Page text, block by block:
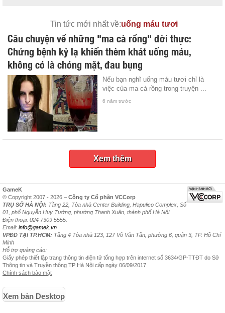
Tin tức mới nhất về:uống máu tươi
Câu chuyện về những "ma cà rồng" đời thực:
Chứng bệnh kỳ lạ khiến thèm khát uống máu,
không có là chóng mặt, đau bụng
Nếu bạn nghĩ uống máu tươi chỉ là
việc của ma cà rồng trong truyện ...
6 năm trước
Xem thêm
GameK
© Copyright 2007 - 2026 – Công ty Cổ phần VCCorp
TRỤ SỞ HÀ NỘI: Tầng 22, Tòa nhà Center Building, Hapulico Complex, Số
01, phố Nguyễn Huy Tưởng, phường Thanh Xuân, thành phố Hà Nội.
Điện thoại: 024 7309 5555.
Email: info@gamek.vn
VPĐD TẠI TP.HCM: Tầng 4 Tòa nhà 123, 127 Võ Văn Tần, phường 6, quận 3, TP. Hồ Chí
Minh
Hỗ trợ quảng cáo:
Giấy phép thiết lập trang thông tin điện tử tổng hợp trên internet số 3634/GP-TTĐT do Sở
Thông tin và Truyền thông TP Hà Nội cấp ngày 06/09/2017
Chính sách bảo mật
Xem bản Desktop